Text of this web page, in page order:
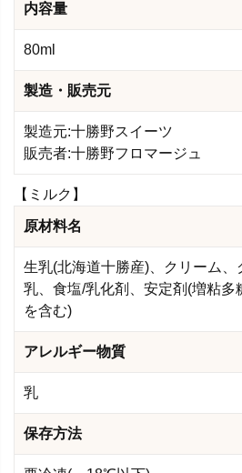
内容量
80ml
製造・販売元
製造元:十勝野スイーツ
販売者:十勝野フロマージュ
【ミルク】
原材料名
生乳(北海道十勝産)、クリーム
乳、食塩/乳化剤、安定剤(増粘多
を含む)
アレルギー物質
乳
保存方法